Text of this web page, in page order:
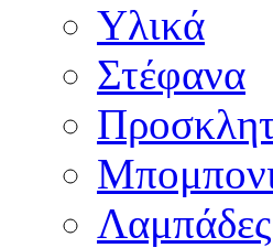
Υλικά
Στέφανα
Λαμπάδες